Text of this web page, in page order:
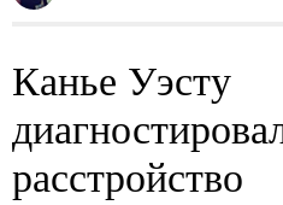
Канье Уэсту
расстройство